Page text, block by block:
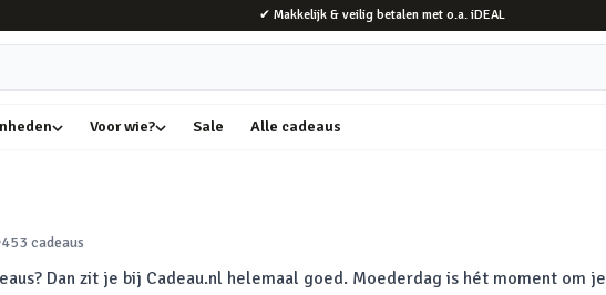
✔ Makkelijk & veilig betalen met o.a. iDEAL
Voor wie? Sale Alle cadeaus
453 cadeaus
Dan zit je bij Cadeau.nl helemaal goed. Moederdag is hét moment om